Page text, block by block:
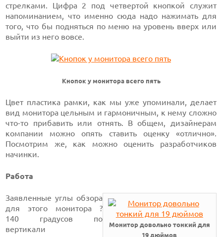
стрелками. Цифра 2 под четвертой кнопкой служит
напоминанием, что именно сюда надо нажимать для
того, что бы подняться по меню на уровень вверх или
выйти из него вовсе.
Кнопок у монитора всего пять
Цвет пластика рамки, как мы уже упоминали, делает
вид монитора цельным и гармоничным, к нему сложно
что-то прибавить или отнять. В общем, дизайнерам
компании можно опять ставить оценку «отлично».
Посмотрим же, как можно оценить разработчиков
начинки.
Работа
Монитор довольно тонкий для
19 дюймов
Заявленные углы обзора
для этого монитора ?
140 градусов по
вертикали